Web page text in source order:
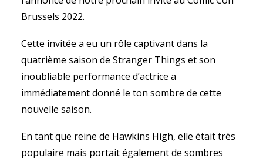
Brussels 2022.
Cette invitée a eu un rôle captivant dans la
quatrième saison de Stranger Things et son
inoubliable performance d’actrice a
immédiatement donné le ton sombre de cette
nouvelle saison.
En tant que reine de Hawkins High, elle était très
populaire mais portait également de sombres